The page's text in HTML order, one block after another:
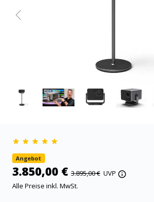
Angebot
3.850,00 € 3.895,00 € UVP
Alle Preise inkl. MwSt.